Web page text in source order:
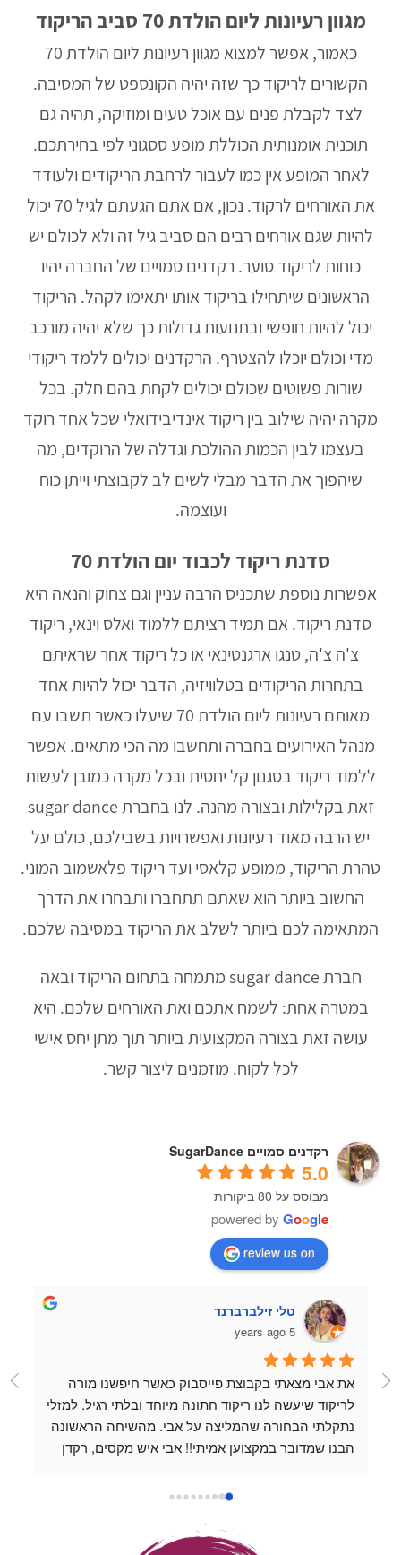
מגוון רעיונות ליום הולדת 70 סביב הריקוד
כאמור, אפשר למצוא מגוון רעיונות ליום הולדת 70
הקשורים לריקוד כך שזה יהיה הקונספט של המסיבה.
לצד לקבלת פנים עם אוכל טעים ומוזיקה, תהיה גם
תוכנית אומנותית הכוללת מופע ססגוני לפי בחירתכם.
לאחר המופע אין כמו לעבור לרחבת הריקודים ולעודד
את האורחים לרקוד. נכון, אם אתם הגעתם לגיל 70 יכול
להיות שגם אורחים רבים הם סביב גיל זה ולא לכולם יש
כוחות לריקוד סוער. רקדנים סמויים של החברה יהיו
הראשונים שיתחילו בריקוד אותו יתאימו לקהל. הריקוד
יכול להיות חופשי ובתנועות גדולות כך שלא יהיה מורכב
מדי וכולם יוכלו להצטרף. הרקדנים יכולים ללמד ריקודי
שורות פשוטים שכולם יכולים לקחת בהם חלק. בכל
מקרה יהיה שילוב בין ריקוד אינדיבידואלי שכל אחד רוקד
בעצמו לבין הכמות ההולכת וגדלה של הרוקדים, מה
שיהפוך את הדבר מבלי לשים לב לקבוצתי וייתן כוח
ועוצמה.
סדנת ריקוד לכבוד יום הולדת 70
אפשרות נוספת שתכניס הרבה עניין וגם צחוק והנאה היא
סדנת ריקוד. אם תמיד רציתם ללמוד ואלס וינאי, ריקוד
צ'ה צ'ה, טנגו ארגנטינאי או כל ריקוד אחר שראיתם
בתחרות הריקודים בטלוויזיה, הדבר יכול להיות אחד
מאותם רעיונות ליום הולדת 70 שיעלו כאשר תשבו עם
מנהל האירועים בחברה ותחשבו מה הכי מתאים. אפשר
ללמוד ריקוד בסגנון קל יחסית ובכל מקרה כמובן לעשות
זאת בקלילות ובצורה מהנה. לנו בחברת sugar dance
יש הרבה מאוד רעיונות ואפשרויות בשבילכם, כולם על
טהרת הריקוד, ממופע קלאסי ועד ריקוד פלאשמוב המוני.
החשוב ביותר הוא שאתם תתחברו ותבחרו את הדרך
המתאימה לכם ביותר לשלב את הריקוד במסיבה שלכם.
חברת sugar dance מתמחה בתחום הריקוד ובאה
במטרה אחת: לשמח אתכם ואת האורחים שלכם. היא
עושה זאת בצורה המקצועית ביותר תוך מתן יחס אישי
לכל לקוח. מוזמנים ליצור קשר.
רקדנים סמויים SugarDance
5.0
מבוסס על 80 ביקורות
powered by Google
review us on
טלי זילברברנד
5 years ago